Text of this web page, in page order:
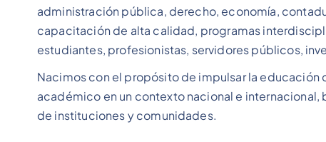
administración pública, derecho, economía,
capacitación de alta calidad, programas
estudiantes, profesionistas, servidores públicos,
Nacimos con el propósito de impulsar la
académico en un contexto nacional e
de instituciones y comunidades.